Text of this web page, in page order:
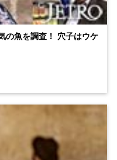
の魚を調査！ 穴子はウケ